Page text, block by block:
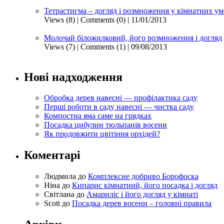
Тетрастигма – догляд і розмноження у кімнатних
Views (8) | Comments (0) | 11/01/2013
Молочай біложилковий, його розмноження і догляд
Views (7) | Comments (1) | 09/08/2013
Нові надходження
Обробка дерев навесні — профілактика саду
Перші роботи в саду навесні — чистка саду
Компостна яма саме на грядках
Посадка цибулин тюльпанів восени
Як продовжити цвітіння орхідей?
Коментарі
Людмила до Комплексне добриво Борофоска
Ніна до Кипарис кімнатний, його посадка і догляд
Світлана до Амариліс і його догляд у кімнаті
Scott до Посадка дерев восени – головні правила